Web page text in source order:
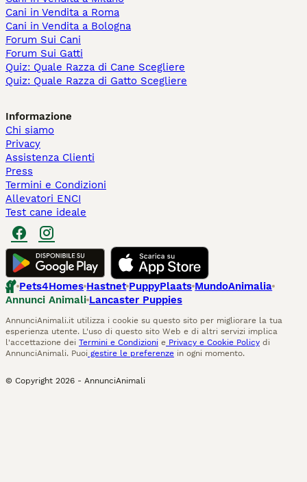
Cani in Vendita a Roma
Cani in Vendita a Bologna
Forum Sui Cani
Forum Sui Gatti
Quiz: Quale Razza di Cane Scegliere
Quiz: Quale Razza di Gatto Scegliere
Informazione
Chi siamo
Privacy
Assistenza Clienti
Press
Termini e Condizioni
Allevatori ENCI
Test cane ideale
Pets4Homes Hastnet PuppyPlaats MundoAnimalia
Annunci Animali Lancaster Puppies
AnnunciAnimali.it utilizza i cookie su questo sito per migliorare la tua
esperienza utente. L'uso di questo sito Web e di altri servizi implica
l'accettazione dei Termini e Condizioni e Privacy e Cookie Policy di
AnnunciAnimali. Puoi gestire le preferenze in ogni momento.
© Copyright 2026 - AnnunciAnimali